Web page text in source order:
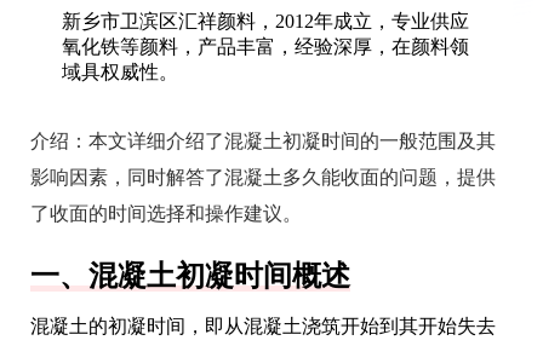
新乡市卫滨区汇祥颜料，2012年成立，专业供应
氧化铁等颜料，产品丰富，经验深厚，在颜料领
域具权威性。
介绍： 本文详细介绍了混凝土初凝时间的一般范围及其
影响因素，同时解答了混凝土多久能收面的问题，提供
了收面的时间选择和操作建议。
一、混凝土初凝时间概述
混凝土的初凝时间，即从混凝土浇筑开始到其开始失去